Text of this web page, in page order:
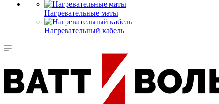
Нагревательные маты
Нагревательный кабель